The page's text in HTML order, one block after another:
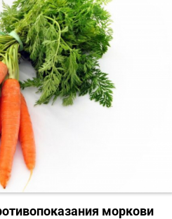
моркови